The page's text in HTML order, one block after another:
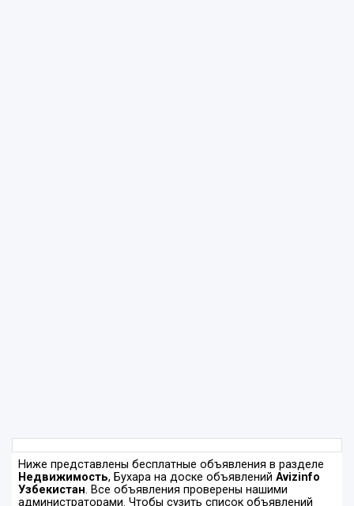
Ниже представлены бесплатные объявления в разделе
Недвижимость, Бухара на доске объявлений Avizinfo
Узбекистан. Все объявления проверены нашими
администраторами. Чтобы сузить список объявлений